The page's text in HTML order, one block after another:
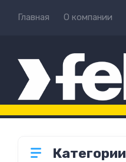
Главная О компании
Категории